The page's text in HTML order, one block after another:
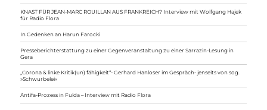
KNAST FÜR JEAN-MARC ROUILLAN AUS FRANKREICH? Interview mit Wolfgang Hajek
für Radio Flora
In Gedenken an Harun Farocki
Presseberichterstattung zu einer Gegenveranstaltung zu einer Sarrazin-Lesung in
Gera
„Corona & linke Kritik(un) fähigkeit“- Gerhard Hanloser im Gespräch- jenseits von sog.
»Schwurbelei«
Antifa-Prozess in Fulda – Interview mit Radio Flora